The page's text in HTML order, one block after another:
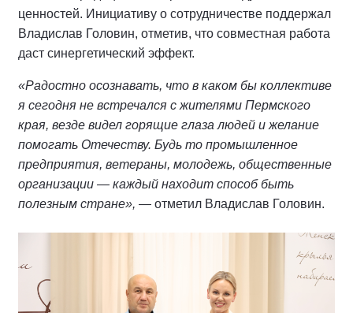
ценностей. Инициативу о сотрудничестве поддержал
Владислав Головин, отметив, что совместная работа
даст синергетический эффект.
«Радостно осознавать, что в каком бы коллективе
я сегодня не встречался с жителями Пермского
края, везде видел горящие глаза людей и желание
помогать Отечеству. Будь то промышленное
предприятия, ветераны, молодежь, общественные
организации — каждый находит способ быть
полезным стране», — отметил Владислав Головин.